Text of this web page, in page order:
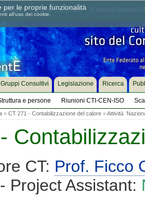
Come associarsi
e persone Riunioni CTI-CEN-ISO
Gruppi Consultivi Legislazione Ricerca
» CT 271 - Contabilizzazione del calore »Attività
CT: Prof. Ficco
- Project Assistant:
per le proprie funzionalità
all'uso dei cookie.